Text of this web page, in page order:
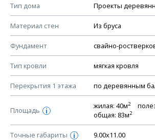
Тип дома Проекты
Материал стен Из бруса
Фундамент свайно-
Тип кровли мягкая кровля
Перекрытия 1 этажа по деревянным
Площадь i
жилая: 40м2
общая: 83м2
Точные габариты i 9.00х11.00
Смотрите советы по выбору
КОНСТРУКТИВНЫЕ РЕШЕНИЯ (КР)
Ведомость рабочих чертежей
План фундамента
Устройство фундамента,
Планы перекрытий этажей,
Устройство перекрытий
Устройство стен